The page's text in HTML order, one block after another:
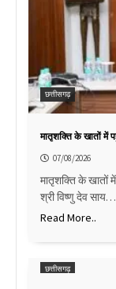
छत्तीसगढ़
मातृशक्ति के खातों में
07/08/2026
मातृशक्ति के खातों
श्री विष्णु देव साय…
Read More..
छत्तीसगढ़